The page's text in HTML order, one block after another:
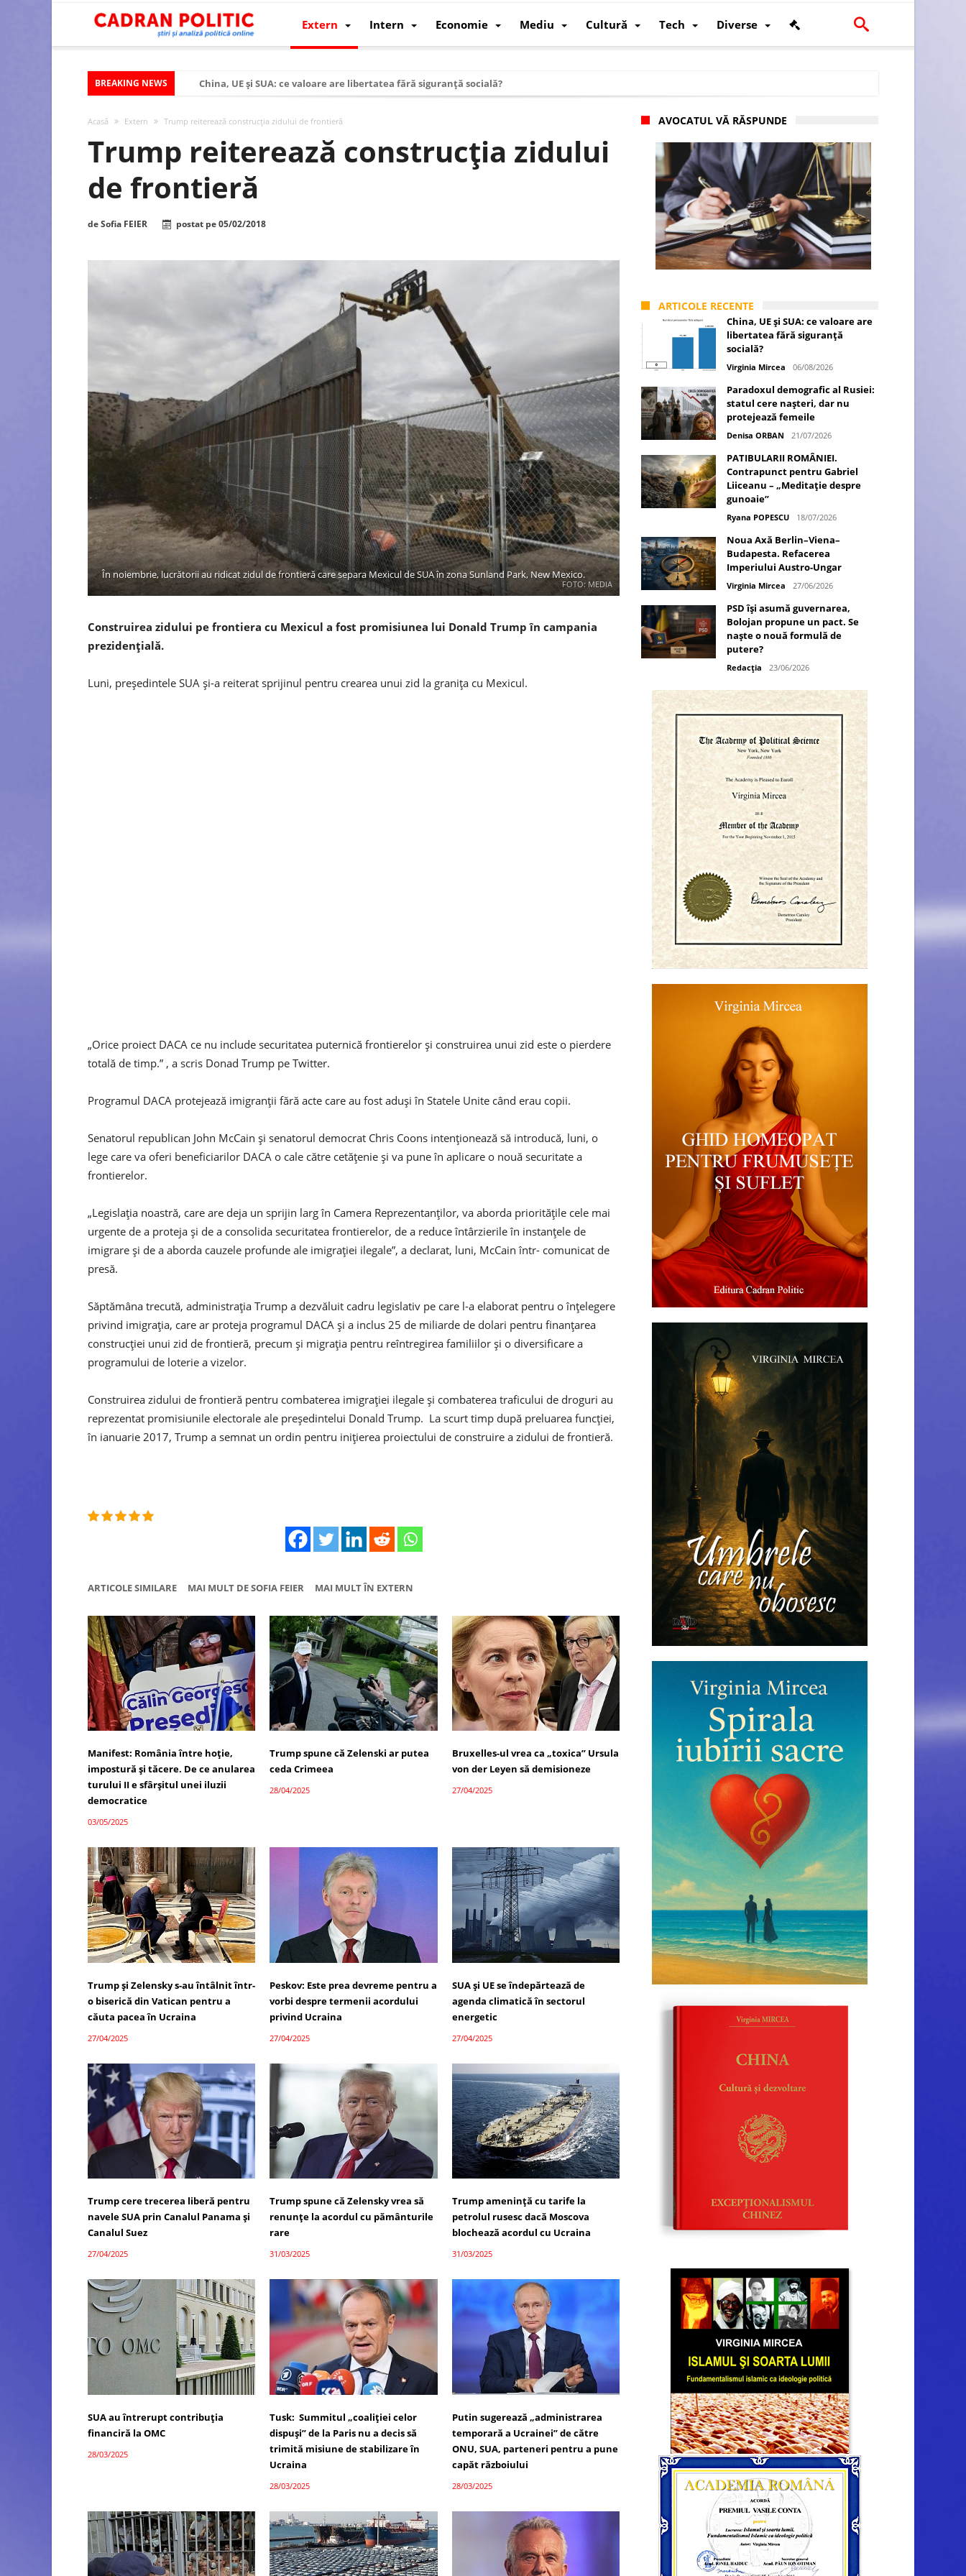
Extern Intern Economie Mediu Cultură Tech Diverse
BREAKING NEWS
China, UE și SUA: ce valoare are libertatea fără siguranță socială?
Modelul economic al Chinei: cum a devenit atelierul lumii și rivalul economic al SUA
Modelul economic al Rusiei: de ce rezistă?
Viitorul României în Uniunea Europeană. Ce ne așteaptă? – O analiză structurală a demografiei, fiscalității și poziției României în U.E.
Controlul minții prin nanoparticule
Huawei dezvoltă un nou cip AI pentru a înlocui Nvidia
Acasă Extern Trump reiterează construcția zidului de frontieră
Trump reiterează construcția zidului
de frontieră
deSofia FEIER postat pe05/02/2018
FOTO: MEDIA
În noiembrie, lucrătorii au ridicat zidul de frontieră care separa Mexicul de SUA în zona Sunland Park, New Mexico.
Construirea zidului pe frontiera cu Mexicul a fost promisiunea lui Donald Trump în campania
prezidențială.
Luni, președintele SUA și-a reiterat sprijinul pentru crearea unui zid la granița cu Mexicul.
„Orice proiect DACA ce nu include securitatea puternică frontierelor și construirea unui zid este o pierdere
totală de timp.” , a scris Donad Trump pe Twitter.
Programul DACA protejează imigranții fără acte care au fost aduși în Statele Unite când erau copii.
Senatorul republican John McCain și senatorul democrat Chris Coons intenționează să introducă, luni, o
lege care va oferi beneficiarilor DACA o cale către cetățenie și va pune în aplicare o nouă securitate a
frontierelor.
„Legislația noastră, care are deja un sprijin larg în Camera Reprezentanților, va aborda prioritățile cele mai
urgente de a proteja și de a consolida securitatea frontierelor, de a reduce întârzierile în instanțele de
imigrare și de a aborda cauzele profunde ale imigrației ilegale”, a declarat, luni, McCain într- comunicat de
presă.
Săptămâna trecută, administrația Trump a dezvăluit cadru legislativ pe care l-a elaborat pentru o înțelegere
privind imigrația, care ar proteja programul DACA și a inclus 25 de miliarde de dolari pentru finanțarea
construcției unui zid de frontieră, precum și migrația pentru reîntregirea familiilor și o diversificare a
programului de loterie a vizelor.
Construirea zidului de frontieră pentru combaterea imigrației ilegale și combaterea traficului de droguri au
reprezentat promisiunile electorale ale președintelui Donald Trump. La scurt timp după preluarea funcției,
în ianuarie 2017, Trump a semnat un ordin pentru inițierea proiectului de construire a zidului de frontieră.
ARTICOLE SIMILARE MAI MULT DE SOFIA FEIER MAI MULT ÎN EXTERN
Manifest: România între hoție,
impostură și tăcere. De ce anularea
turului II e sfârșitul unei iluzii
democratice
03/05/2025
Trump spune că Zelenski ar putea
ceda Crimeea
28/04/2025
Bruxelles-ul vrea ca „toxica” Ursula
von der Leyen să demisioneze
27/04/2025
Trump și Zelensky s-au întâlnit într-
o biserică din Vatican pentru a
căuta pacea în Ucraina
27/04/2025
Peskov: Este prea devreme pentru a
vorbi despre termenii acordului
privind Ucraina
27/04/2025
SUA și UE se îndepărtează de
agenda climatică în sectorul
energetic
27/04/2025
Trump cere trecerea liberă pentru
navele SUA prin Canalul Panama și
Canalul Suez
27/04/2025
Trump spune că Zelensky vrea să
renunțe la acordul cu pământurile
rare
31/03/2025
Trump amenință cu tarife la
petrolul rusesc dacă Moscova
blochează acordul cu Ucraina
31/03/2025
SUA au întrerupt contribuția
financiră la OMC
28/03/2025
Tusk: Summitul „coaliției celor
dispuși” de la Paris nu a decis să
trimită misiune de stabilizare în
Ucraina
28/03/2025
Putin sugerează „administrarea
temporară a Ucrainei” de către
ONU, SUA, parteneri pentru a pune
capăt războiului
28/03/2025
AVOCATUL VĂ RĂSPUNDE
ARTICOLE RECENTE
China, UE și SUA: ce valoare are
libertatea fără siguranță
socială?
Virginia Mircea 06/08/2026
Paradoxul demografic al Rusiei:
statul cere nașteri, dar nu
protejează femeile
Denisa ORBAN 21/07/2026
PATIBULARII ROMÂNIEI.
Contrapunct pentru Gabriel
Liiceanu – „Meditație despre
gunoaie”
Ryana POPESCU 18/07/2026
Noua Axă Berlin–Viena–
Budapesta. Refacerea
Imperiului Austro-Ungar
Virginia Mircea 27/06/2026
PSD își asumă guvernarea,
Bolojan propune un pact. Se
naște o nouă formulă de
putere?
Redacția 23/06/2026